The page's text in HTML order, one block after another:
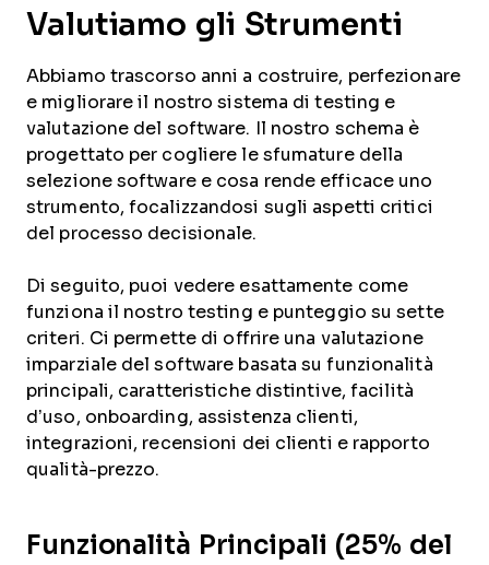
Valutiamo gli Strumenti
Abbiamo trascorso anni a costruire, perfezionare
e migliorare il nostro sistema di testing e
valutazione del software. Il nostro schema è
progettato per cogliere le sfumature della
selezione software e cosa rende efficace uno
strumento, focalizzandosi sugli aspetti critici
del processo decisionale.
Di seguito, puoi vedere esattamente come
funziona il nostro testing e punteggio su sette
criteri. Ci permette di offrire una valutazione
imparziale del software basata su funzionalità
principali, caratteristiche distintive, facilità
d’uso, onboarding, assistenza clienti,
integrazioni, recensioni dei clienti e rapporto
qualità-prezzo.
Funzionalità Principali (25% del